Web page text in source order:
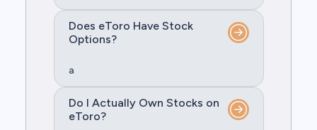
Does eToro Have Stock
Options?
a
Do I Actually Own Stocks on
eToro?